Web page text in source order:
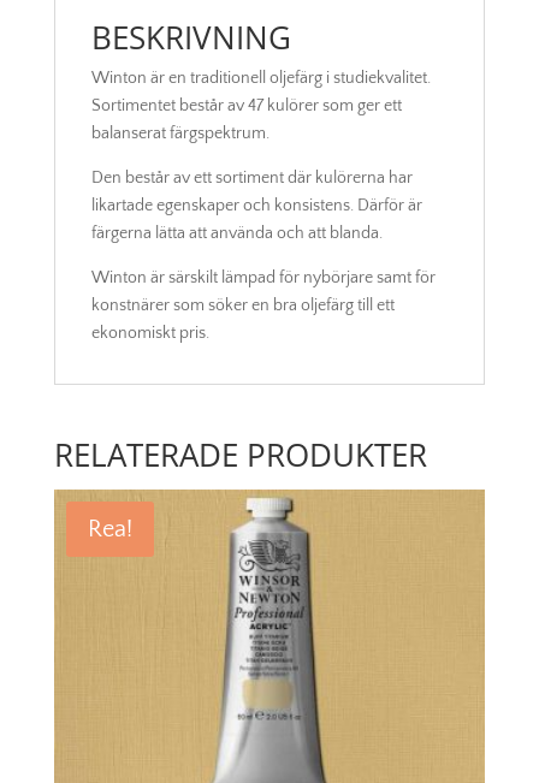
BESKRIVNING
Winton är en traditionell oljefärg i studiekvalitet.
Sortimentet består av 47 kulörer som ger ett
balanserat färgspektrum.
Den består av ett sortiment där kulörerna har
likartade egenskaper och konsistens. Därför är
färgerna lätta att använda och att blanda.
Winton är särskilt lämpad för nybörjare samt för
konstnärer som söker en bra oljefärg till ett
ekonomiskt pris.
RELATERADE PRODUKTER
Rea!